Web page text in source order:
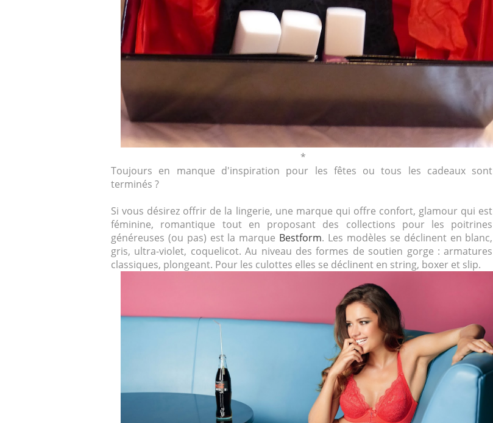
*
Toujours en manque d'inspiration pour les fêtes ou tous les cadeaux sont
terminés ?
Si vous désirez offrir de la lingerie, une marque qui offre confort, glamour qui est
féminine, romantique tout en proposant des collections pour les poitrines
généreuses (ou pas) est la marque Bestform. Les modèles se déclinent en blanc,
gris, ultra-violet, coquelicot. Au niveau des formes de soutien gorge : armatures
classiques, plongeant. Pour les culottes elles se déclinent en string, boxer et slip.